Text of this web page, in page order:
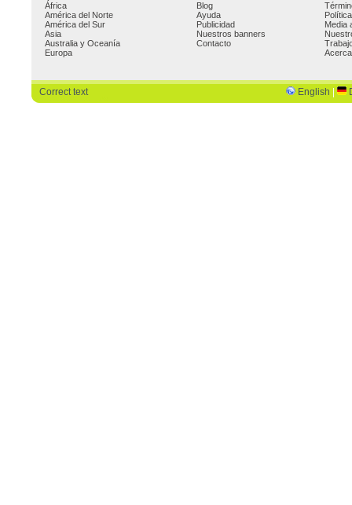
África
América del Norte
América del Sur
Asia
Australia y Oceanía
Europa
Blog
Ayuda
Publicidad
Nuestros banners
Contacto
Media
Correct text English